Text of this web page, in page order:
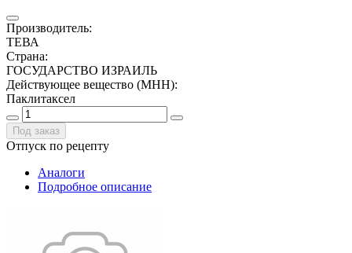
Производитель:
ТЕВА
Страна:
ГОСУДАРСТВО ИЗРАИЛЬ
Действующее вещество (МНН):
Паклитаксел
Под заказ
Отпуск по рецепту
Аналоги
Подробное описание